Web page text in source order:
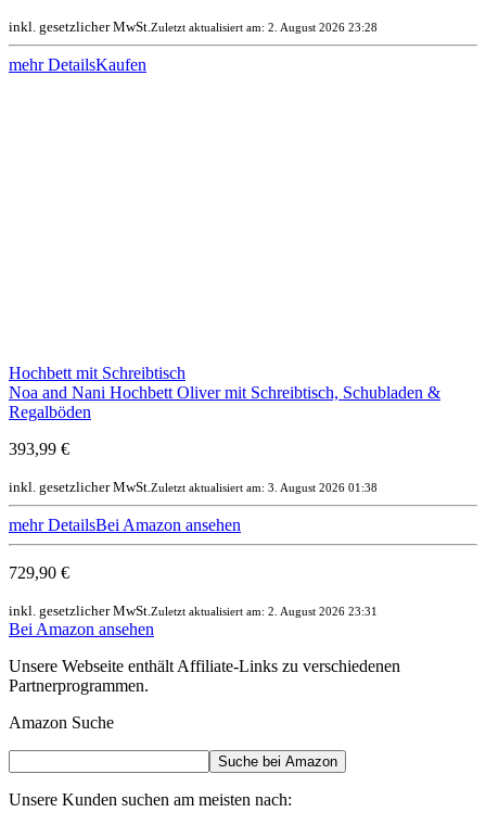
inkl. gesetzlicher MwSt. Zuletzt aktualisiert am: 2. August 2026 23:28
mehr DetailsKaufen
Hochbett mit Schreibtisch
Noa and Nani Hochbett Oliver mit Schreibtisch, Schubladen &
Regalböden
393,99 €
inkl. gesetzlicher MwSt. Zuletzt aktualisiert am: 3. August 2026 01:38
mehr DetailsBei Amazon ansehen
729,90 €
inkl. gesetzlicher MwSt. Zuletzt aktualisiert am: 2. August 2026 23:31
Bei Amazon ansehen
Unsere Webseite enthält Affiliate-Links zu verschiedenen
Partnerprogrammen.
Amazon Suche
Unsere Kunden suchen am meisten nach: